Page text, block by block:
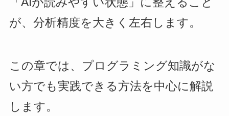
が、分析精度を大きく左右します。
この章では、プログラミング知識がな
い方でも実践できる方法を中心に解説
します。